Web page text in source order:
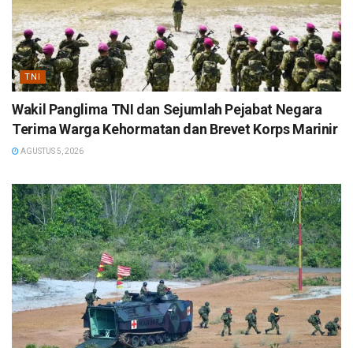
TNI
Wakil Panglima TNI dan Sejumlah Pejabat Negara
Terima Warga Kehormatan dan Brevet Korps Marinir
AGUSTUS 5, 2026